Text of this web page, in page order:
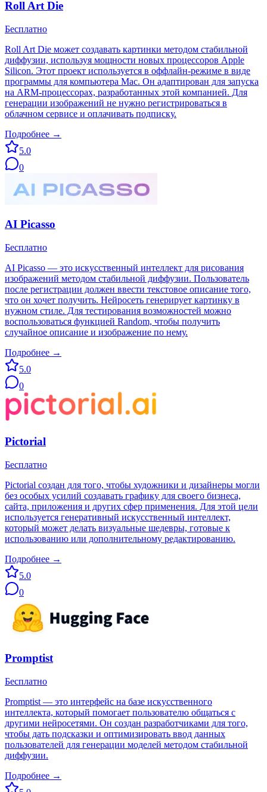
Roll Art Die
Бесплатно
Roll Art Die может создавать картинки методом стабильной
диффузии, используя мощности новых процессоров Apple
Silicon. Этот проект используется в оффлайн-режиме в виде
программы для компьютера Mac. Он адаптирован для запуска
на ARM-процессорах, разработанных этой компанией. Для
генерации изображений не нужно регистрироваться в
облачном сервисе и оплачивать подписку.
Подробнее →
5.0
0
AI Picasso
Бесплатно
AI Picasso — это искусственный интеллект для рисования
изображений методом стабильной диффузии. Пользователь
после регистрации должен ввести текстовое описание того,
что он хочет получить. Нейросеть генерирует картинку в
нужном стиле. Для тестирования возможностей можно
воспользоваться функцией Random, чтобы получить
случайное описание и изображение по нему.
Подробнее →
5.0
0
Pictorial
Бесплатно
Pictorial создан для того, чтобы художники и дизайнеры могли
без особых усилий создавать графику для своего бизнеса,
сайта, приложения и других сфер применения. Для этой цели
используется генеративный искусственный интеллект,
который может делать визуальные шедевры, готовые к
использованию или дополнительному редактированию.
Подробнее →
5.0
0
Promptist
Бесплатно
Promptist — это интерфейс на базе искусственного
интеллекта, который помогает пользователю общаться с
другими нейросетями. Он создан разработчиками для того,
чтобы дать подсказки и оптимизировать ввод данных
пользователей для генерации моделей методом стабильной
диффузии.
Подробнее →